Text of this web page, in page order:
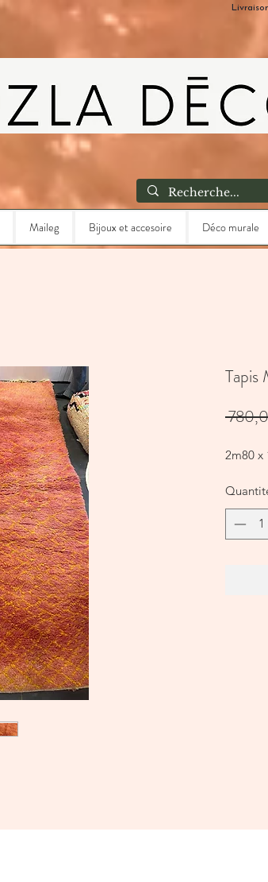
Maileg Bijoux et accesoire Déco murale
Tapis
2m80 x